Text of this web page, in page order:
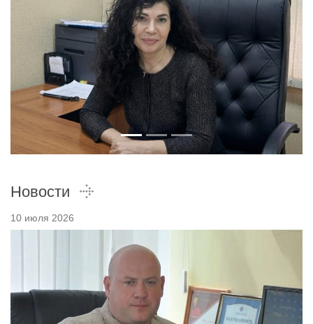
Новости
10 июля 2026